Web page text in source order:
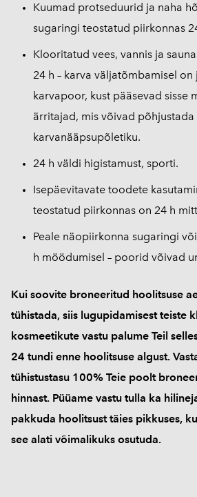
Kuumad protseduurid ja naha
sugaringi teostatud piirkonnas
Klooritatud vees, vannis ja
24 h – karva väljatõmbamisel
karvapoor, kust pääsevad sisse
ärritajad, mis võivad põhjustada
karvanääpsupõletiku.
24 h väldi higistamust, sporti.
Isepäevitavate toodete
teostatud piirkonnas on 24 h
Peale näopiirkonna sugaringi
h möödumisel – poorid võivad
Kui soovite broneeritud hoolitsuse
tühistada, siis lugupidamisest teiste
kosmeetikute vastu palume Teil
24 tundi enne hoolitsuse algust.
tühistustasu 100% Teie poolt
hinnast. Püüame vastu tulla ka
pakkuda hoolitsust täies pikkuses,
see alati võimalikuks osutuda.